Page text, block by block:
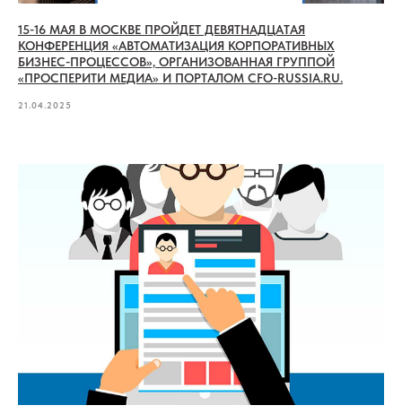
15-16 МАЯ В МОСКВЕ ПРОЙДЕТ ДЕВЯТНАДЦАТАЯ
КОНФЕРЕНЦИЯ «АВТОМАТИЗАЦИЯ КОРПОРАТИВНЫХ
БИЗНЕС-ПРОЦЕССОВ», ОРГАНИЗОВАННАЯ ГРУППОЙ
«ПРОСПЕРИТИ МЕДИА» И ПОРТАЛОМ CFO-RUSSIA.RU.
21.04.2025